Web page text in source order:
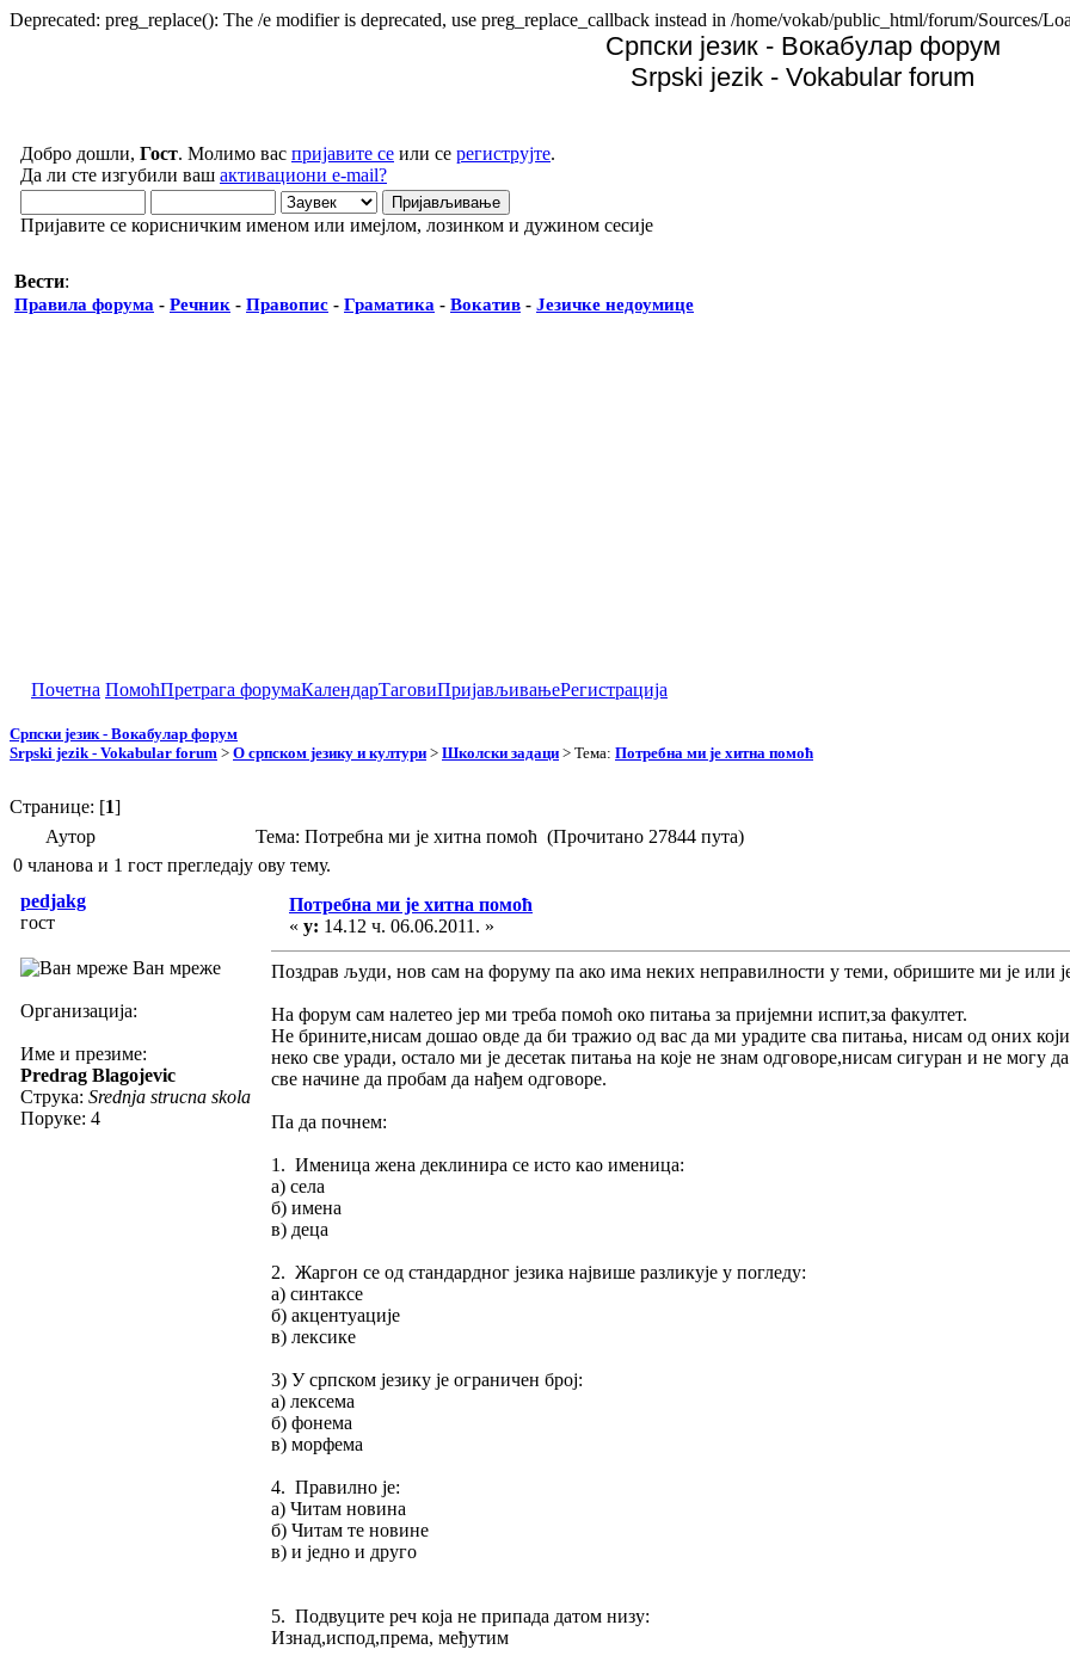
Deprecated: preg_replace(): The /e modifier is deprecated, use preg_replace_callback instead in /home/vokab/public_html/forum/Sources/
Српски језик - Вокабулар форум
Srpski jezik - Vokabular forum
Добро дошли, Гост. Молимо вас пријавите се или се региструјте.
Да ли сте изгубили ваш активациони e-mail?
Пријавите се корисничким именом или имејлом, лозинком и дужином сесије
Вести:
Правила форума - Речник - Правопис - Граматика - Вокатив - Језичке недоумице
Почетна ПомоћПретрага форумаКалендарТаговиПријављивањеРегистрација
Српски језик - Вокабулар форум
Srpski jezik - Vokabular forum > О српском језику и култури > Школски задаци > Тема: Потребна ми је хитна помоћ
Странице: [1]
Аутор
Тема: Потребна ми је хитна помоћ (Прочитано 27844 пута)
0 чланова и 1 гост прегледају ову тему.
pedjakg
гост
Ван мреже
Организација:
Име и презиме:
Predrag Blagojevic
Струка: Srednja strucna skola
Поруке: 4
Потребна ми је хитна помоћ
« у: 14.12 ч. 06.06.2011. »
Поздрав људи, нов сам на форуму па ако има неких неправилности у теми, обришите ми је или
На форум сам налетео јер ми треба помоћ око питања за пријемни испит,за факултет.
Не брините,нисам дошао овде да би тражио од вас да ми урадите сва питања, нисам од оних
неко све уради, остало ми је десетак питања на које не знам одговоре,нисам сигуран и не
све начине да пробам да нађем одговоре.
Па да почнем:
1. Именица жена деклинира се исто као именица:
а) села
б) имена
в) деца
2. Жаргон се од стандардног језика највише разликује у погледу:
а) синтаксе
б) акцентуације
в) лексике
3) У српском језику је ограничен број:
а) лексема
б) фонема
в) морфема
4. Правилно је:
а) Читам новина
б) Читам те новине
в) и једно и друго
5. Подвуците реч која не припада датом низу:
Изнад,испод,према, међутим